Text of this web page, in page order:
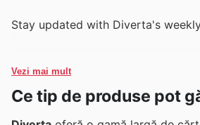
Stay updated with Diverta's
Vezi mai mult
Ce tip de produse pot